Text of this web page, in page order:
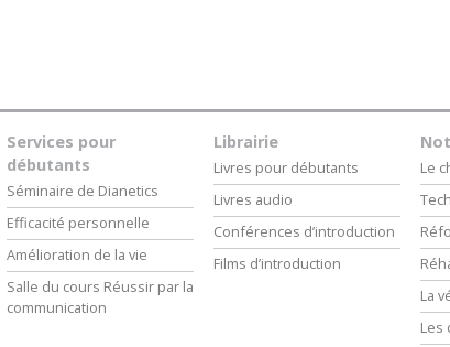
Services pour
débutants
Séminaire de Dianetics
Efficacité personnelle
Amélioration de la vie
Salle du cours Réussir par la
communication
Librairie
Livres pour débutants
Livres audio
Conférences d’introduction
Films d’introduction
Le
La
Les